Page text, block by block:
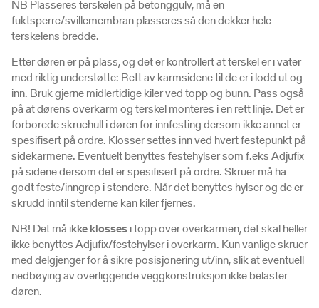
NB Plasseres terskelen på betonggulv, må en
fuktsperre/svillemembran plasseres så den dekker hele
terskelens bredde.
Etter døren er på plass, og det er kontrollert at terskel er i vater
med riktig understøtte: Rett av karmsidene til de er i lodd ut og
inn. Bruk gjerne midlertidige kiler ved topp og bunn. Pass også
på at dørens overkarm og terskel monteres i en rett linje. Det er
forborede skruehull i døren for innfesting dersom ikke annet er
spesifisert på ordre. Klosser settes inn ved hvert festepunkt på
sidekarmene. Eventuelt benyttes festehylser som f.eks Adjufix
på sidene dersom det er spesifisert på ordre. Skruer må ha
godt feste/inngrep i stendere. Når det benyttes hylser og de er
skrudd inntil stenderne kan kiler fjernes.
NB! Det må ikke klossesi topp over overkarmen, det skal heller
ikke benyttes Adjufix/festehylser i overkarm. Kun vanlige skruer
med delgjenger for å sikre posisjonering ut/inn, slik at eventuell
nedbøying av overliggende veggkonstruksjon ikke belaster
døren.